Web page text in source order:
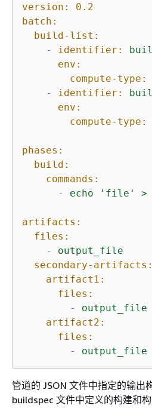
version:
0.2
batch:
build-list:
-
identifier:
env:
compute-type:
-
identifier:
env:
compute-type:
phases:
build:
commands:
-
echo 'file' >
artifacts:
files:
-
output_file
secondary-artifacts:
artifact1:
files:
-
output_file
artifact2:
files:
-
output_file
管道的 JSON 文件中指定的输出
buildspec 文件中定义的构建和